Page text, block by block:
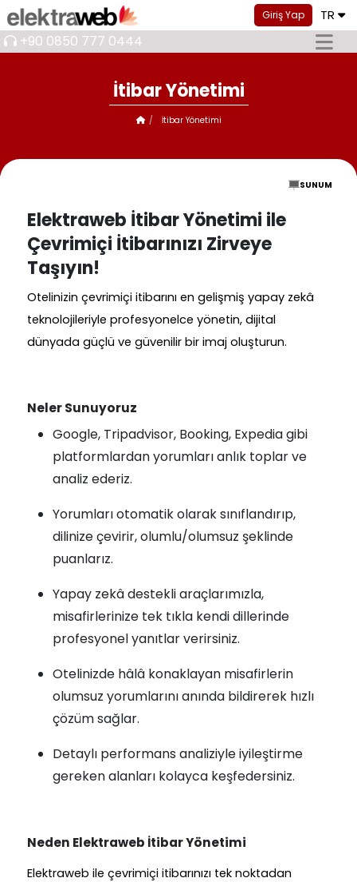
Giriş Yap TR
+90 0850 777 0444
İtibar Yönetimi
İtibar Yönetimi
SUNUM
Elektraweb İtibar Yönetimi ile
Çevrimiçi İtibarınızı Zirveye
Taşıyın!
Otelinizin çevrimiçi itibarını en gelişmiş yapay zekâ
teknolojileriyle profesyonelce yönetin, dijital
dünyada güçlü ve güvenilir bir imaj oluşturun.
Neler Sunuyoruz
Google, Tripadvisor, Booking, Expedia gibi
platformlardan yorumları anlık toplar ve
analiz ederiz.
Yorumları otomatik olarak sınıflandırıp,
dilinize çevirir, olumlu/olumsuz şeklinde
puanlarız.
Yapay zekâ destekli araçlarımızla,
misafirlerinize tek tıkla kendi dillerinde
profesyonel yanıtlar verirsiniz.
Otelinizde hâlâ konaklayan misafirlerin
olumsuz yorumlarını anında bildirerek hızlı
çözüm sağlar.
Detaylı performans analiziyle iyileştirme
gereken alanları kolayca keşfedersiniz.
Neden Elektraweb İtibar Yönetimi
Elektraweb ile çevrimiçi itibarınızı tek noktadan